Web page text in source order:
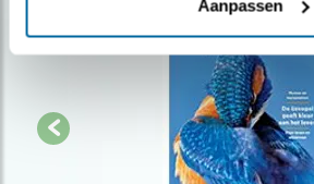
Aanpassen